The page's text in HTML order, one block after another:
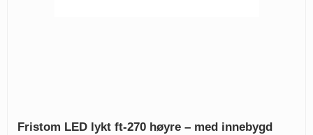
Fristom LED lykt ft-270 høyre – med innebygd